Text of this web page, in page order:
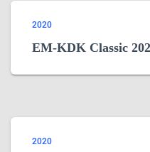
2020
EM-KDK Classic
2020